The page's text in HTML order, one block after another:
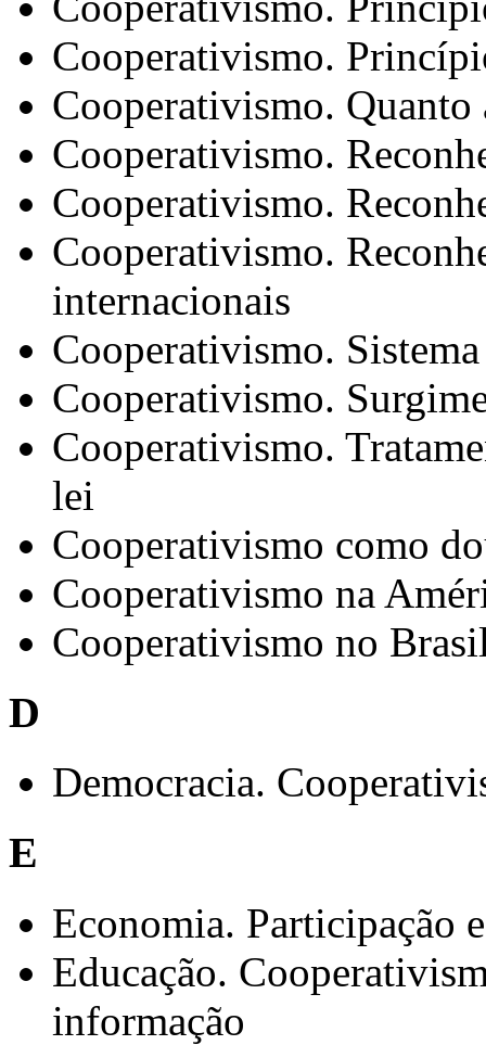
Cooperativismo.
Cooperativismo.
Cooperativismo.
Cooperativismo.
Cooperativismo.
internacionais
Cooperativismo.
Cooperativismo.
Cooperativismo.
lei
Cooperativismo como
Cooperativismo na
Cooperativismo no
D
Democracia.
E
Economia. Participação
Educação.
informação